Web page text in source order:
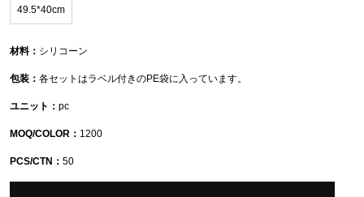
49.5*40cm
材料： シリコーン
包装： 各セットはラベル付きのPE袋に入っています。
ユニット： pc
MOQ/COLOR： 1200
PCS/CTN： 50